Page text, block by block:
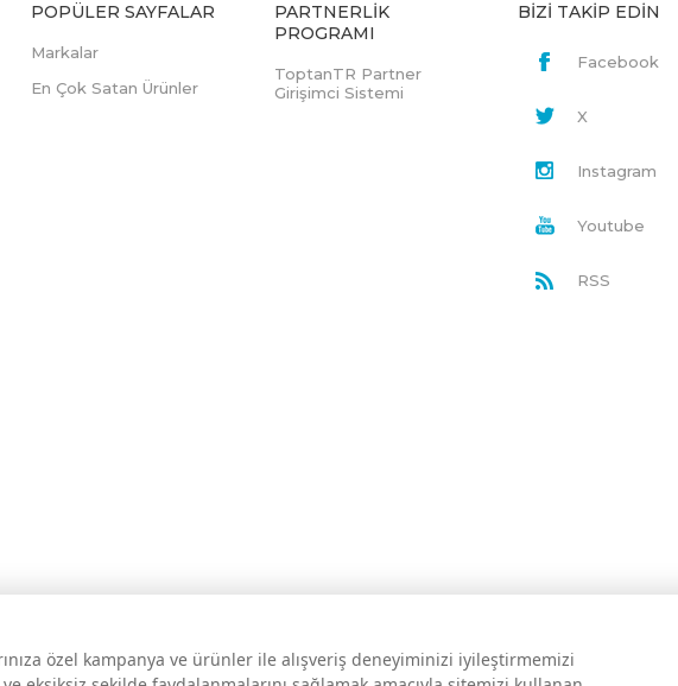
özel kampanya ve ürünler ile alışveriş deneyiminizi iyileştirmemizi
POPÜLER SAYFALAR
Markalar
En Çok Satan Ürünler
PARTNERLIK
PROGRAMI
ToptanTR Partner
Girişimci Sistemi
BİZİ TAKİP EDİN
Facebook
X
Instagram
Youtube
RSS